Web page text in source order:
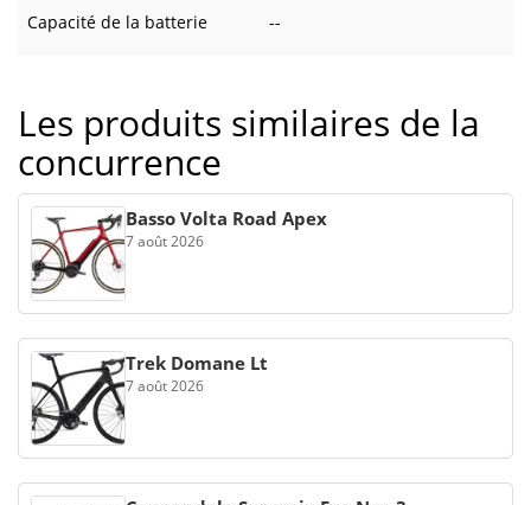
Capacité de la batterie --
Les produits similaires de la
concurrence
Basso Volta Road Apex
7 août 2026
Trek Domane Lt
7 août 2026